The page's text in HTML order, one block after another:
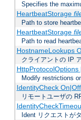
Specifies the
HeartbeatStorage
Path to store
HeartbeatStorage
Path to read
HostnameLookups
クライアントの IP
Modify restrictions
IdentityCheck On|Off
リモートユーザの
Ident リクエストが